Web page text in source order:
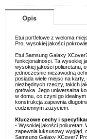
Opis
Etui portfelowe z wieloma
Pro, wysokiej jakości
Etui Samsung Galaxy
funkcjonalności. Ta wysokiej
wysokiej jakości poliuretanu,
jednocześnie niezawodną
posiada wiele miejsc na
niezbędnych rzeczy, takich
gotówka. Jego uniwersalna
w domu, co czyni go
konstrukcja zapewnia
codziennym zużyciem.
Kluczowe cechy i
- Wysokiej jakości poliuretan:
zapewnia luksusowy wygląd,
Samsung Galaxy XCover7